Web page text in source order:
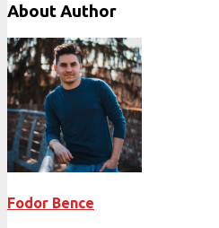
About Author
Fodor Bence